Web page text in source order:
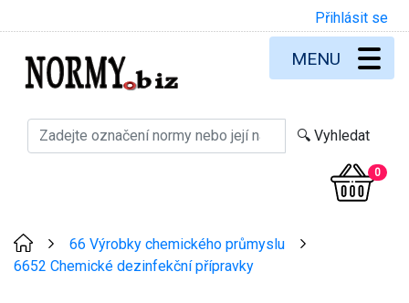
Přihlásit se
0
MENU
66 Výrobky chemického průmyslu
6652 Chemické dezinfekční přípravky